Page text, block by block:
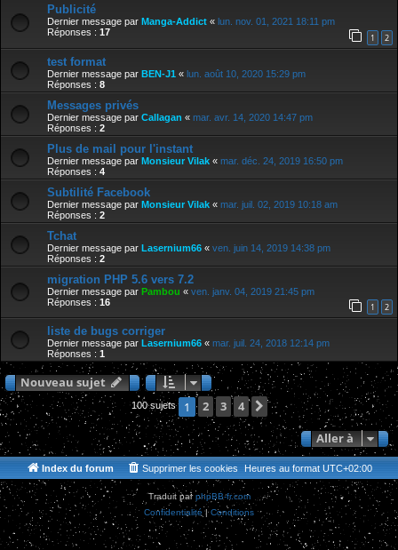
Publicité
Dernier message par Manga-Addict « lun. nov. 01, 2021 18:11 pm
Réponses : 17 1 2
test format
Dernier message par BEN-J1 « lun. août 10, 2020 15:29 pm
Réponses : 8
Messages privés
Dernier message par Callagan « mar. avr. 14, 2020 14:47 pm
Réponses : 2
Plus de mail pour l'instant
Dernier message par Monsieur Vilak « mar. déc. 24, 2019 16:50 pm
Réponses : 4
Subtilité Facebook
Dernier message par Monsieur Vilak « mar. juil. 02, 2019 10:18 am
Réponses : 2
Tchat
Dernier message par Lasernium66 « ven. juin 14, 2019 14:38 pm
Réponses : 2
migration PHP 5.6 vers 7.2
Dernier message par Pambou « ven. janv. 04, 2019 21:45 pm
Réponses : 16 1 2
liste de bugs corriger
Dernier message par Lasernium66 « mar. juil. 24, 2018 12:14 pm
Réponses : 1
Nouveau sujet
100 sujets 1 2 3 4
Suivante
Aller à
Index du forum Heures au format UTC+02:00
Supprimer les cookies
Traduit parphpBB-fr.com
Confidentialité |Conditions